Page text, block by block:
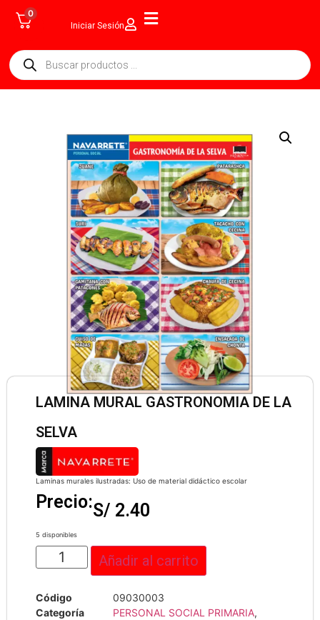
0
Iniciar Sesión
LAMINA MURAL GASTRONOMIA DE LA
SELVA
Laminas murales ilustradas: Uso de material didáctico escolar
Precio:S/ 2.40
5 disponibles
Añadir al carrito
Código
09030003
Categoría
PERSONAL SOCIAL PRIMARIA,